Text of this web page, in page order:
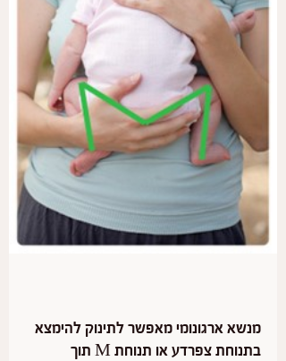
מנשא ארגונומי מאפשר לתינוק להימצא
בתנוחת צפרדע או תנוחת M תוך